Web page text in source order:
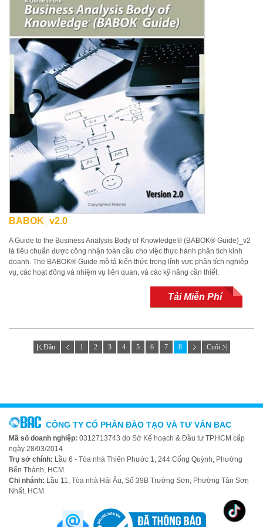
BABOK_v2.0
A Guide to the Business Analysis Body of Knowledge® (BABOK® Guide)_v2
là tiêu chuẩn được công nhận toàn cầu cho việc thực hành phân tích kinh
doanh. The BABOK® Guide mô tả kiến thức trong lĩnh vực phân tích nghiệp
vụ, các hoạt đông và nhiệm vụ liên quan, và các kỹ năng cần thiết.
Tải Miễn Phí
Đầu 1 2 3 4 5 6 7 8 Cuối
CÔNG TY CỔ PHẦN ĐÀO TẠO VÀ TƯ VẤN BAC
Mã số doanh nghiệp: 0312713743 do Sở Kế hoạch & Đầu tư TP.HCM cấp
ngày 28/03/2014
Trụ sở chính: Lầu 6 - Tòa nhà Thiên Phước 1, 244 Cống Quỳnh, Phường
Bến Thành, HCM.
Chi nhánh: Lầu 11, Tòa nhà Hải Âu, Số 39B Trường Sơn, Phường Tân Sơn
Nhất, HCM.